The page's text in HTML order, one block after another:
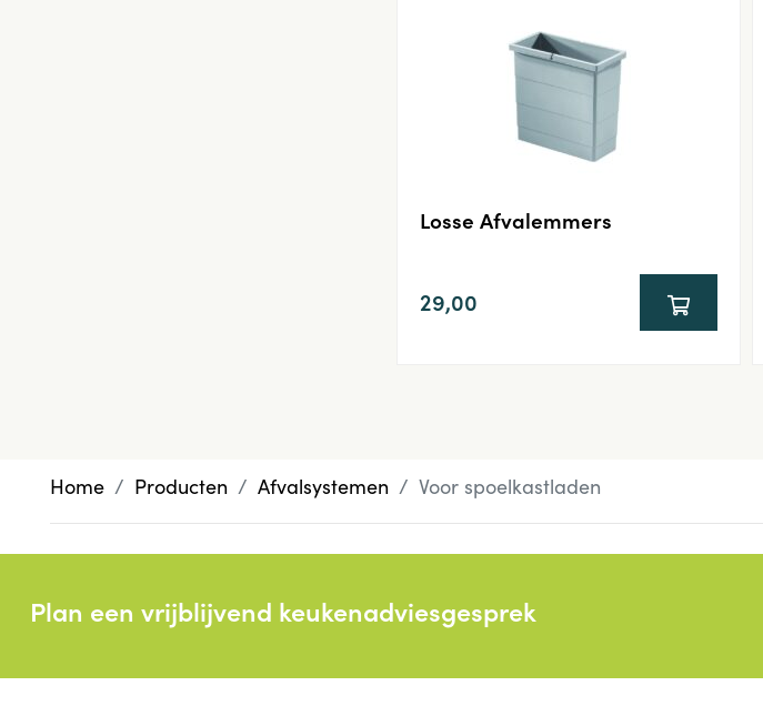
Losse Afvalemmers
29,00
Home Producten Afvalsystemen Voor spoelkastladen
Plan een vrijblijvend keukenadviesgesprek